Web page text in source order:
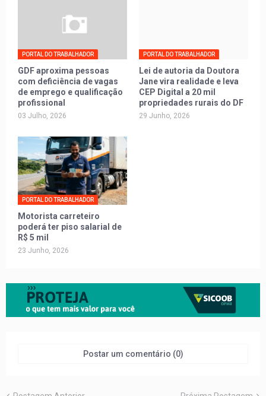
PORTAL DO TRABALHADOR
GDF aproxima pessoas
com deficiência de vagas
de emprego e qualificação
profissional
03 Julho, 2026
PORTAL DO TRABALHADOR
Lei de autoria da Doutora
Jane vira realidade e leva
CEP Digital a 20 mil
propriedades rurais do DF
29 Junho, 2026
PORTAL DO TRABALHADOR
Motorista carreteiro
poderá ter piso salarial de
R$ 5 mil
23 Junho, 2026
Postar um comentário (0)